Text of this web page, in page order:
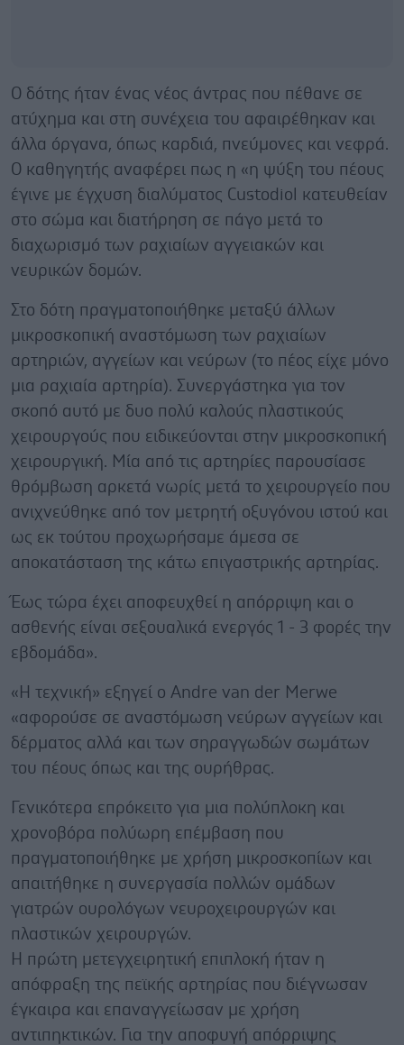
Ο δότης ήταν ένας νέος άντρας που πέθανε σε
ατύχημα και στη συνέχεια του αφαιρέθηκαν και
άλλα όργανα, όπως καρδιά, πνεύμονες και νεφρά.
Ο καθηγητής αναφέρει πως η «η ψύξη του πέους
έγινε με έγχυση διαλύματος Custodiol κατευθείαν
στο σώμα και διατήρηση σε πάγο μετά το
διαχωρισμό των ραχιαίων αγγειακών και
νευρικών δομών.
Στο δότη πραγματοποιήθηκε μεταξύ άλλων
μικροσκοπική αναστόμωση των ραχιαίων
αρτηριών, αγγείων και νεύρων (το πέος είχε μόνο
μια ραχιαία αρτηρία). Συνεργάστηκα για τον
σκοπό αυτό με δυο πολύ καλούς πλαστικούς
χειρουργούς που ειδικεύονται στην μικροσκοπική
χειρουργική. Μία από τις αρτηρίες παρουσίασε
θρόμβωση αρκετά νωρίς μετά το χειρουργείο που
ανιχνεύθηκε από τον μετρητή οξυγόνου ιστού και
ως εκ τούτου προχωρήσαμε άμεσα σε
αποκατάσταση της κάτω επιγαστρικής αρτηρίας.
Έως τώρα έχει αποφευχθεί η απόρριψη και ο
ασθενής είναι σεξουαλικά ενεργός 1 - 3 φορές την
εβδομάδα».
«Η τεχνική» εξηγεί ο Andre van der Merwe
«αφορούσε σε αναστόμωση νεύρων αγγείων και
δέρματος αλλά και των σηραγγωδών σωμάτων
του πέους όπως και της ουρήθρας.
Γενικότερα επρόκειτο για μια πολύπλοκη και
χρονοβόρα πολύωρη επέμβαση που
πραγματοποιήθηκε με χρήση μικροσκοπίων και
απαιτήθηκε η συνεργασία πολλών ομάδων
γιατρών ουρολόγων νευροχειρουργών και
πλαστικών χειρουργών.
Η πρώτη μετεγχειρητική επιπλοκή ήταν η
απόφραξη της πεϊκής αρτηρίας που διέγνωσαν
έγκαιρα και επαναγγείωσαν με χρήση
αντιπηκτικών. Για την αποφυγή απόρριψης